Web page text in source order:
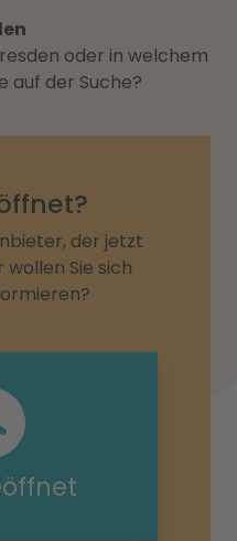
oder in welchem
auf der Suche?
der jetzt
Sie sich